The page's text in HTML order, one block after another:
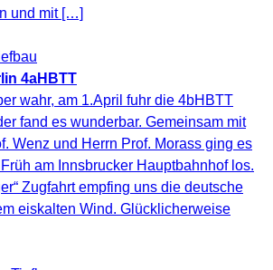
und mit […]
4aHBTT
wahr, am 1.April fuhr die 4bHBTT
fand es wunderbar. Gemeinsam mit
Wenz und Herrn Prof. Morass ging es
am Innsbrucker Hauptbahnhof los.
Zugfahrt empfing uns die deutsche
eiskalten Wind. Glücklicherweise